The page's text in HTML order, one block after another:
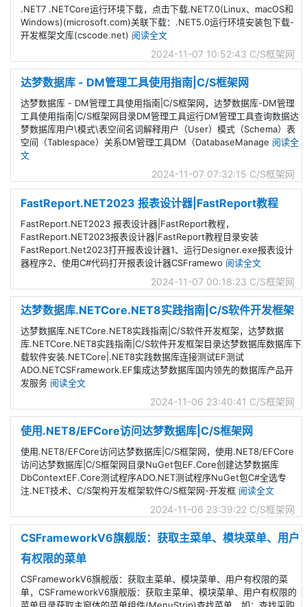
.NET7 .NETCore运行环境下载，点击下载.NET7.0(Linux、macOS和
Windows)(microsoft.com)关联下载：.NET5.0运行环境安装包下载-
开发框架文库(cscode.net) 阅读全文
2024-11-07 10:52:43 C/S框架网
达梦数据库 - DM管理工具使用指南|C/S框架网
达梦数据库 - DM管理工具使用指南|C/S框架网，达梦数据库-DM管理
工具使用指南|C/S框架网目录DM管理工具运行DM管理工具查询数据达
梦数据库用户\模式\表空间名词解释用户（User）模式（‌Schema）‌表
空间（‌Tablespace）‌关系DM管理工具DM（DatabaseManage 阅读全
文
2024-11-07 07:32:15 C/S框架网
FastReport.NET2023 报表设计器|FastReport教程
FastReport.NET2023 报表设计器|FastReport教程，
FastReport.NET2023报表设计器|FastReport教程目录安装
FastReport.Net2023打开报表设计器1、运行Designer.exe报表设计
器程序2、使用C#代码打开报表设计器CSFramewo 阅读全文
2024-11-07 00:18:23 C/S框架网
达梦数据库.NETCore.NET8实践指南|C/S软件开发框架
达梦数据库.NETCore.NET8实践指南|C/S软件开发框架，达梦数据
库.NETCore.NET8实践指南|C/S软件开发框架目录达梦数据库数据库下
载软件安装.NETCore|.NET8实践数据库连接测试EF测试
ADO.NETCSFramework.EF集成达梦数据库国内领先的数据库产品开
发服务 阅读全文
2024-11-06 23:40:41 C/S框架网
使用.NET8/EFCore访问达梦数据库|C/S框架网
使用.NET8/EFCore访问达梦数据库|C/S框架网，使用.NET8/EFCore
访问达梦数据库|C/S框架网目录NuGet包EF.Core创建达梦数据库
DbContextEF.Core测试程序ADO.NET测试程序NuGet包C#全选专
注.NET技术、C/S架构开发框架软件C/S框架网-开发框 阅读全文
2024-11-06 23:39:22 C/S框架网
CSFrameworkV6旗舰版：获取主菜单、模块菜单、用户
有权限的菜单
CSFrameworkV6旗舰版：获取主菜单、模块菜单、用户有权限的菜
单，CSFrameworkV6旗舰版：获取主菜单、模块菜单、用户有权限的